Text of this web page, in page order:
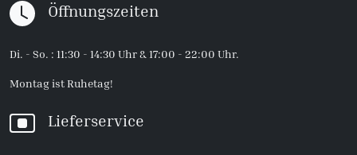
Öffnungszeiten
Di. - So. : 11:30 - 14:30 Uhr & 17:00 - 22:00 Uhr.
Montag ist Ruhetag!
Lieferservice